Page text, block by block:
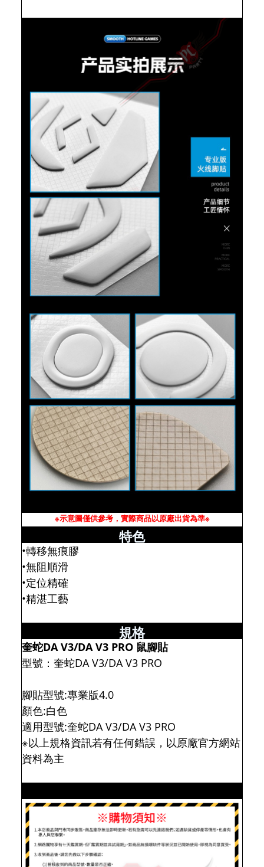
※示意圖僅供參考，實際商品以原廠出貨為準※
特色
•轉移無痕膠
•無阻順滑
•定位精確
•精湛工藝
規格
奎蛇DA V3/DA V3 PRO 鼠腳貼
型號：奎蛇DA V3/DA V3 PRO
腳貼型號:專業版4.0
顏色:白色
適用型號:奎蛇DA V3/DA V3 PRO
※以上規格資訊若有任何錯誤，以原廠官方網站
資料為主